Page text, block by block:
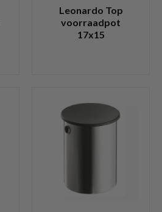
Leonardo Top
voorraadpot
17x15